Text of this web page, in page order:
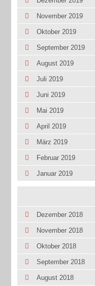
November 2019
Oktober 2019
September 2019
August 2019
Juli 2019
Juni 2019
Mai 2019
April 2019
März 2019
Februar 2019
Januar 2019
Dezember 2018
November 2018
Oktober 2018
September 2018
August 2018